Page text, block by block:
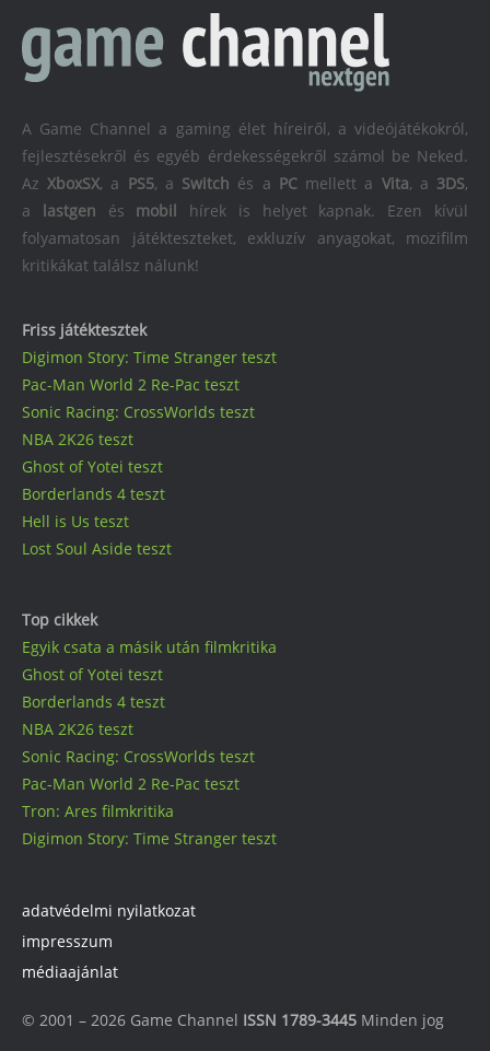
Friss játéktesztek
Digimon Story: Time Stranger teszt
Pac-Man World 2 Re-Pac teszt
Sonic Racing: CrossWorlds teszt
NBA 2K26 teszt
Ghost of Yotei teszt
Borderlands 4 teszt
Hell is Us teszt
Lost Soul Aside teszt
Top cikkek
Egyik csata a másik után filmkritika
Ghost of Yotei teszt
Borderlands 4 teszt
NBA 2K26 teszt
Sonic Racing: CrossWorlds teszt
Pac-Man World 2 Re-Pac teszt
Tron: Ares filmkritika
Digimon Story: Time Stranger teszt
A Game Channel a gaming élet híreiről, a videójátékokról,
fejlesztésekről és egyéb érdekességekről számol be Neked.
AzXboxSX, a PS5, a Switch és a PCmellett a Vita, a 3DS,
a lastgen és mobil hírek is helyet kapnak. Ezen kívül
folyamatosan játékteszteket, exkluzív anyagokat, mozifilm
kritikákat találsz nálunk!
adatvédelmi nyilatkozat
impresszum
médiaajánlat
© 2001 – 2026 Game Channel ISSN 1789-3445 Minden jog